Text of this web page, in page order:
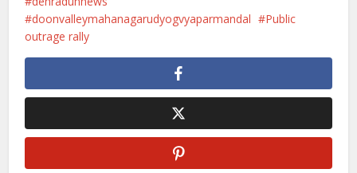
doonvalleymahanagarudyogvyaparmandal
Public
outrage rally